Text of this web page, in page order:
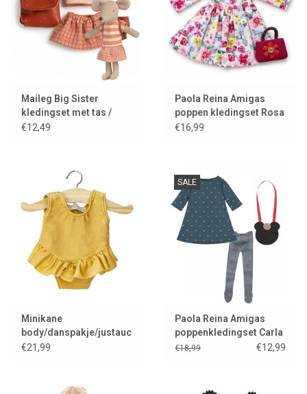
Maileg Big Sister
kledingset met tas /
coral
€12,49
Paola Reina Amigas
poppen kledingset Rosa
€16,99
Minikane
body/danspakje/justaucorps
Maïa en lycra gold
€21,99
SALE
Paola Reina Amigas
poppenkledingset Carla
€18,99 €12,99